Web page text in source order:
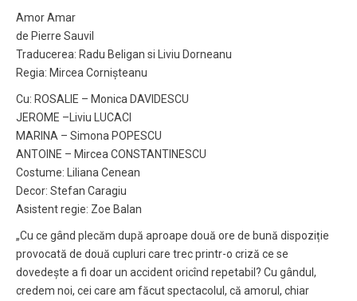
Amor Amar
de Pierre Sauvil
Traducerea: Radu Beligan si Liviu Dorneanu
Regia: Mircea Cornișteanu
Cu: ROSALIE – Monica DAVIDESCU
JEROME –Liviu LUCACI
MARINA – Simona POPESCU
ANTOINE – Mircea CONSTANTINESCU
Costume: Liliana Cenean
Decor: Stefan Caragiu
Asistent regie: Zoe Balan
„Cu ce gând plecăm după aproape două ore de bună dispoziție
provocată de două cupluri care trec printr-o criză ce se
dovedește a fi doar un accident oricînd repetabil? Cu gândul,
credem noi, cei care am făcut spectacolul, că amorul, chiar